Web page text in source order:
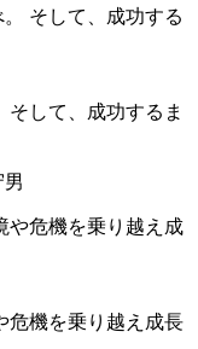
そして、成功するま
危機を乗り越え成長